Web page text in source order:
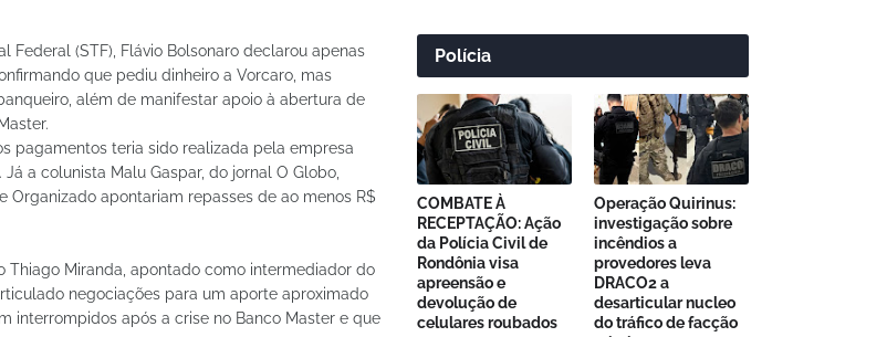
Federal (STF), Flávio Bolsonaro declarou apenas
que pediu dinheiro a Vorcaro, mas
além de manifestar apoio à abertura de
pagamentos teria sido realizada pela empresa
. Já a colunista Malu Gaspar, do jornal O Globo,
Organizado apontariam repasses de ao menos R$
Miranda, apontado como intermediador do
negociações para um aporte aproximado
interrompidos após a crise no Banco Master e que
Polícia
COMBATE À
RECEPTAÇÃO: Ação
da Polícia Civil de
Rondônia visa
apreensão e
devolução de
celulares roubados
Operação Quirinus:
investigação sobre
incêndios a
provedores leva
DRACO2 a
desarticular nucleo
do tráfico de facção